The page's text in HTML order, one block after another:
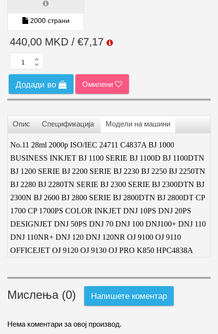
2000 страни
440,00 MKD / €7,17
Додади во Омилени
Опис Спецификација Модели на машини
No.11 28ml 2000p ISO/IEC 24711 C4837A BJ 1000
BUSINESS INKJET BJ 1100 SERIE BJ 1100D BJ 1100DTN
BJ 1200 SERIE BJ 2200 SERIE BJ 2230 BJ 2250 BJ 2250TN
BJ 2280 BJ 2280TN SERIE BJ 2300 SERIE BJ 2300DTN BJ
2300N BJ 2600 BJ 2800 SERIE BJ 2800DTN BJ 2800DT CP
1700 CP 1700PS COLOR INKJET DNJ 10PS DNJ 20PS
DESIGNJET DNJ 50PS DNJ 70 DNJ 100 DNJ100+ DNJ 110
DNJ 110NR+ DNJ 120 DNJ 120NR OJ 9100 OJ 9110
OFFICEJET OJ 9120 OJ 9130 OJ PRO K850 HPC4838A
Мислења (0) Напишете коментар
Нема коментари за овој производ.